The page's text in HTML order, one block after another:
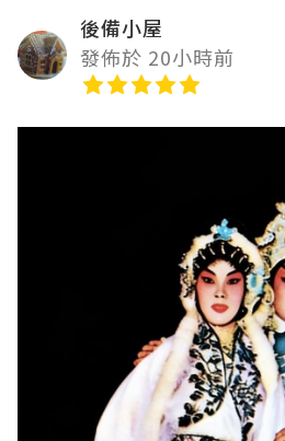
後備小屋
發佈於 20小時前